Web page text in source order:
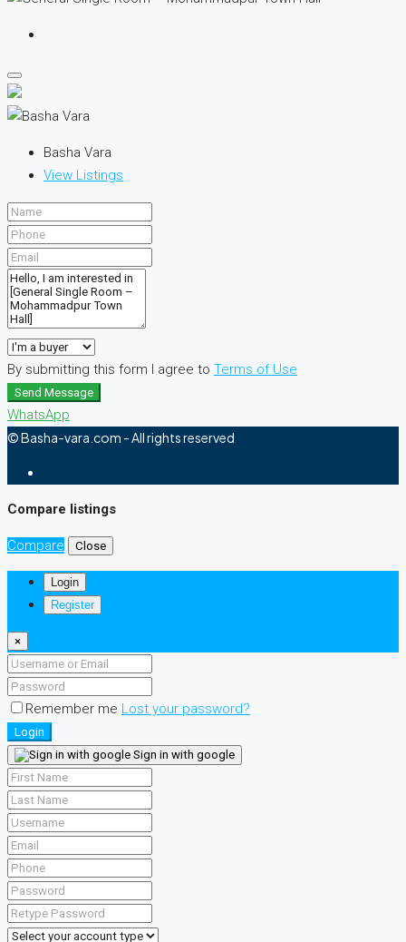
Basha Vara
View Listings
By submitting this form I agree to Terms of Use
Send Message
WhatsApp
© Basha-vara.com - All rights reserved
Compare listings
Compare Close
Login
Register
×
Remember me Lost your password?
Login
Sign in with google